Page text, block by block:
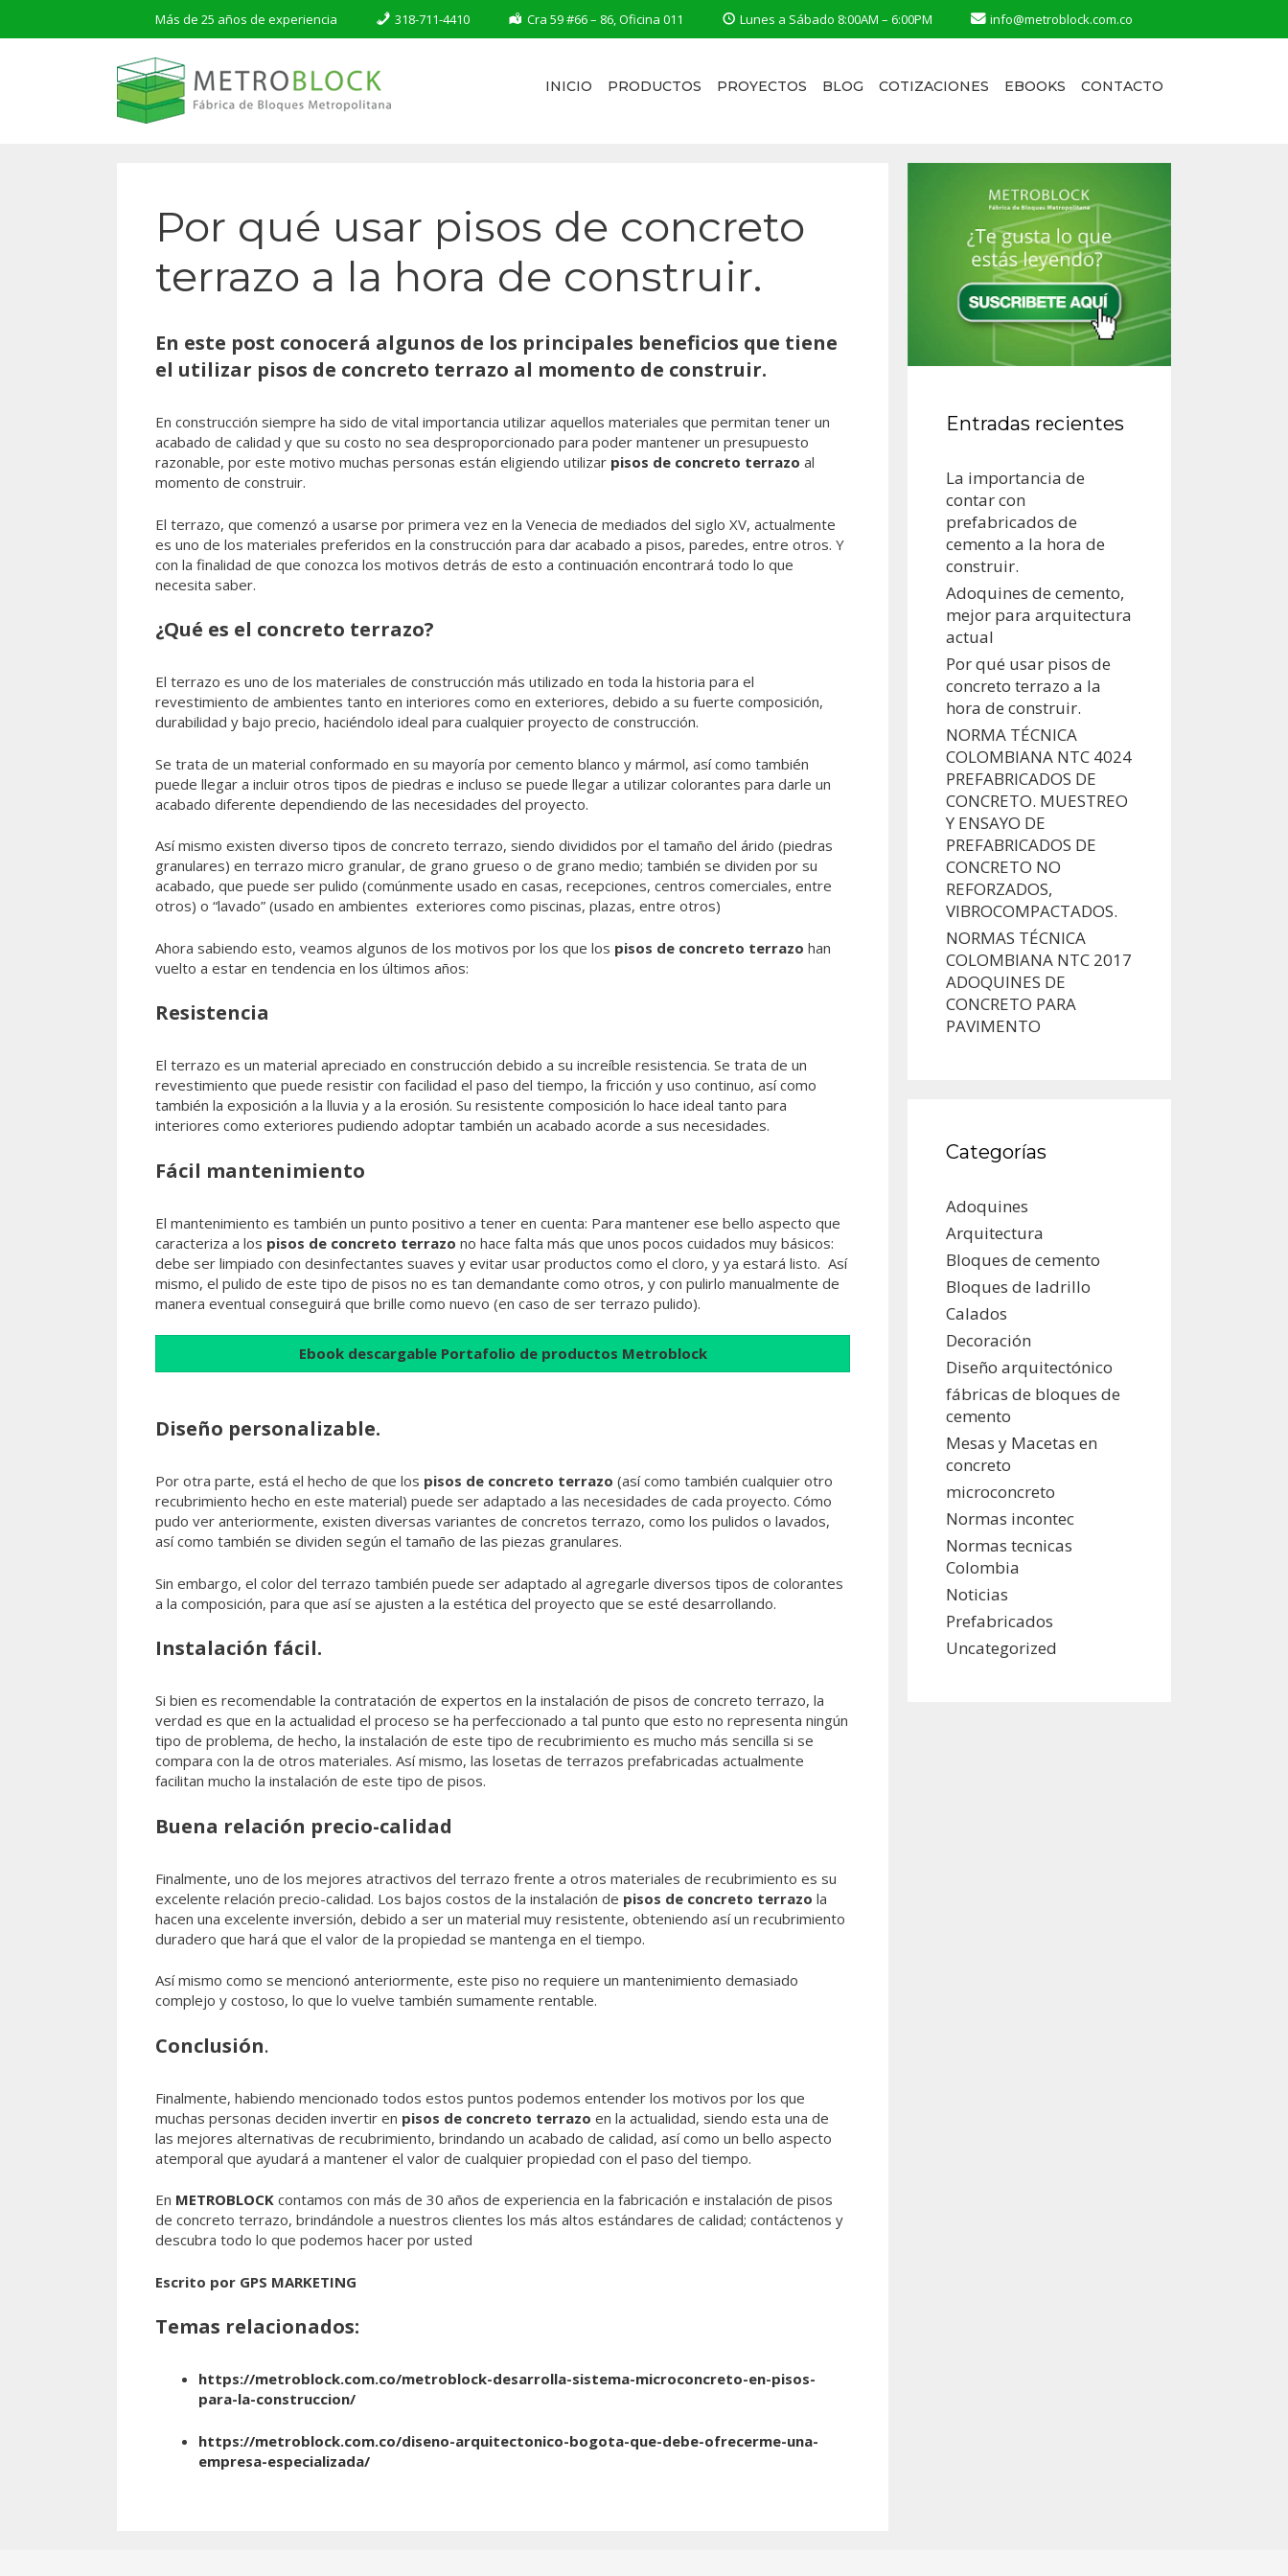
Más de 25 años de experiencia 318-711-4410 Cra 59 #66 – 86, Oficina 011 Lunes a Sábado 8:00AM – 6:00PM info@metroblock.com.co
INICIO PRODUCTOS PROYECTOS BLOG COTIZACIONES EBOOKS CONTACTO
Por qué usar pisos de concreto
terrazo a la hora de construir.
En este post conocerá algunos de los principales beneficios que tiene
el utilizar pisos de concreto terrazo al momento de construir.
En construcción siempre ha sido de vital importancia utilizar aquellos materiales que permitan tener un
acabado de calidad y que su costo no sea desproporcionado para poder mantener un presupuesto
razonable, por este motivo muchas personas están eligiendo utilizar pisos de concreto terrazo al
momento de construir.
El terrazo, que comenzó a usarse por primera vez en la Venecia de mediados del siglo XV, actualmente
es uno de los materiales preferidos en la construcción para dar acabado a pisos, paredes, entre otros. Y
con la finalidad de que conozca los motivos detrás de esto a continuación encontrará todo lo que
necesita saber.
¿Qué es el concreto terrazo?
El terrazo es uno de los materiales de construcción más utilizado en toda la historia para el
revestimiento de ambientes tanto en interiores como en exteriores, debido a su fuerte composición,
durabilidad y bajo precio, haciéndolo ideal para cualquier proyecto de construcción.
Se trata de un material conformado en su mayoría por cemento blanco y mármol, así como también
puede llegar a incluir otros tipos de piedras e incluso se puede llegar a utilizar colorantes para darle un
acabado diferente dependiendo de las necesidades del proyecto.
Así mismo existen diverso tipos de concreto terrazo, siendo divididos por el tamaño del árido (piedras
granulares) en terrazo micro granular, de grano grueso o de grano medio; también se dividen por su
acabado, que puede ser pulido (comúnmente usado en casas, recepciones, centros comerciales, entre
otros) o “lavado” (usado en ambientes exteriores como piscinas, plazas, entre otros)
Ahora sabiendo esto, veamos algunos de los motivos por los que los pisos de concreto terrazo han
vuelto a estar en tendencia en los últimos años:
Resistencia
El terrazo es un material apreciado en construcción debido a su increíble resistencia. Se trata de un
revestimiento que puede resistir con facilidad el paso del tiempo, la fricción y uso continuo, así como
también la exposición a la lluvia y a la erosión. Su resistente composición lo hace ideal tanto para
interiores como exteriores pudiendo adoptar también un acabado acorde a sus necesidades.
Fácil mantenimiento
El mantenimiento es también un punto positivo a tener en cuenta: Para mantener ese bello aspecto que
caracteriza a los pisos de concreto terrazo no hace falta más que unos pocos cuidados muy básicos:
debe ser limpiado con desinfectantes suaves y evitar usar productos como el cloro, y ya estará listo. Así
mismo, el pulido de este tipo de pisos no es tan demandante como otros, y con pulirlo manualmente de
manera eventual conseguirá que brille como nuevo (en caso de ser terrazo pulido).
Ebook descargable Portafolio de productos Metroblock
Diseño personalizable.
Por otra parte, está el hecho de que los pisos de concreto terrazo (así como también cualquier otro
recubrimiento hecho en este material) puede ser adaptado a las necesidades de cada proyecto. Cómo
pudo ver anteriormente, existen diversas variantes de concretos terrazo, como los pulidos o lavados,
así como también se dividen según el tamaño de las piezas granulares.
Sin embargo, el color del terrazo también puede ser adaptado al agregarle diversos tipos de colorantes
a la composición, para que así se ajusten a la estética del proyecto que se esté desarrollando.
Instalación fácil.
Si bien es recomendable la contratación de expertos en la instalación de pisos de concreto terrazo, la
verdad es que en la actualidad el proceso se ha perfeccionado a tal punto que esto no representa ningún
tipo de problema, de hecho, la instalación de este tipo de recubrimiento es mucho más sencilla si se
compara con la de otros materiales. Así mismo, las losetas de terrazos prefabricadas actualmente
facilitan mucho la instalación de este tipo de pisos.
Buena relación precio-calidad
Finalmente, uno de los mejores atractivos del terrazo frente a otros materiales de recubrimiento es su
excelente relación precio-calidad. Los bajos costos de la instalación de pisos de concreto terrazo la
hacen una excelente inversión, debido a ser un material muy resistente, obteniendo así un recubrimiento
duradero que hará que el valor de la propiedad se mantenga en el tiempo.
Así mismo como se mencionó anteriormente, este piso no requiere un mantenimiento demasiado
complejo y costoso, lo que lo vuelve también sumamente rentable.
Conclusión.
Finalmente, habiendo mencionado todos estos puntos podemos entender los motivos por los que
muchas personas deciden invertir en pisos de concreto terrazo en la actualidad, siendo esta una de
las mejores alternativas de recubrimiento, brindando un acabado de calidad, así como un bello aspecto
atemporal que ayudará a mantener el valor de cualquier propiedad con el paso del tiempo.
En METROBLOCK contamos con más de 30 años de experiencia en la fabricación e instalación de pisos
de concreto terrazo, brindándole a nuestros clientes los más altos estándares de calidad; contáctenos y
descubra todo lo que podemos hacer por usted
Escrito por GPS MARKETING
Temas relacionados:
https://metroblock.com.co/metroblock-desarrolla-sistema-microconcreto-en-pisos-
para-la-construccion/
https://metroblock.com.co/diseno-arquitectonico-bogota-que-debe-ofrecerme-una-
empresa-especializada/
Entradas recientes
La importancia de
contar con
prefabricados de
cemento a la hora de
construir.
Adoquines de cemento,
mejor para arquitectura
actual
Por qué usar pisos de
concreto terrazo a la
hora de construir.
NORMA TÉCNICA
COLOMBIANA NTC 4024
PREFABRICADOS DE
CONCRETO. MUESTREO
Y ENSAYO DE
PREFABRICADOS DE
CONCRETO NO
REFORZADOS,
VIBROCOMPACTADOS.
NORMAS TÉCNICA
COLOMBIANA NTC 2017
ADOQUINES DE
CONCRETO PARA
PAVIMENTO
Categorías
Adoquines
Arquitectura
Bloques de cemento
Bloques de ladrillo
Calados
Decoración
Diseño arquitectónico
fábricas de bloques de
cemento
Mesas y Macetas en
concreto
microconcreto
Normas incontec
Normas tecnicas
Colombia
Noticias
Prefabricados
Uncategorized